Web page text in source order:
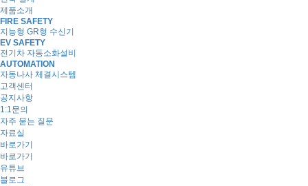
제품소개
FIRE SAFETY
지능형 GR형 수신기
EV SAFETY
전기차 자동소화설비
AUTOMATION
자동나사 체결시스템
고객센터
공지사항
1:1문의
자주 묻는 질문
자료실
바로가기
바로가기
유튜브
블로그